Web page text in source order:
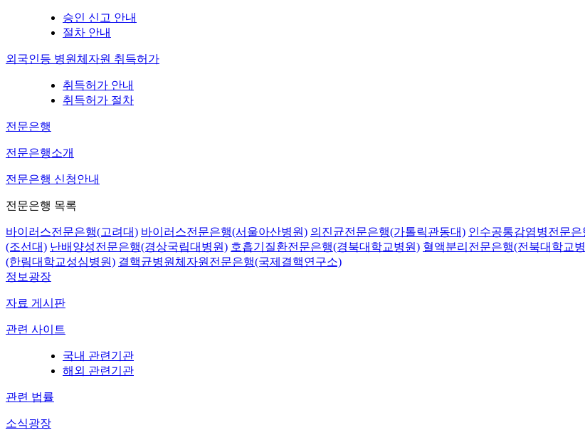
승인 신고 안내
절차 안내
외국인등 병원체자원 취득허가
취득허가 안내
취득허가 절차
전문은행
전문은행소개
전문은행 신청안내
전문은행 목록
바이러스전문은행(고려대) 바이러스전문은행(서울아산병원) 의진균전문은행(가톨릭관동대) 인수공통감염병전문
(조선대) 난배양성전문은행(경상국립대병원) 호흡기질환전문은행(경북대학교병원) 혈액분리전문은행(전북대학교
(한림대학교성심병원) 결핵균병원체자원전문은행(국제결핵연구소)
정보광장
자료 게시판
관련 사이트
국내 관련기관
해외 관련기관
관련 법률
소식광장